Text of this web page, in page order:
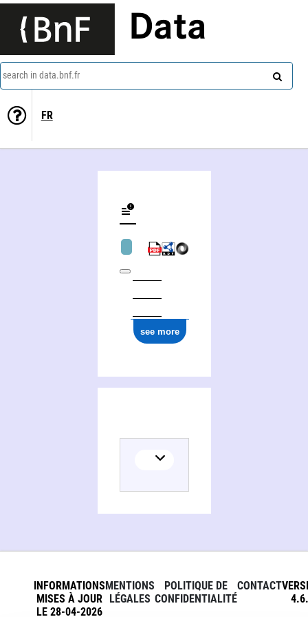
Data
search in data.bnf.fr
FR
see more
INFORMATIONS
MISES À JOUR
LE 28-04-2026
MENTIONS
LÉGALES
POLITIQUE DE
CONFIDENTIALITÉ
CONTACT